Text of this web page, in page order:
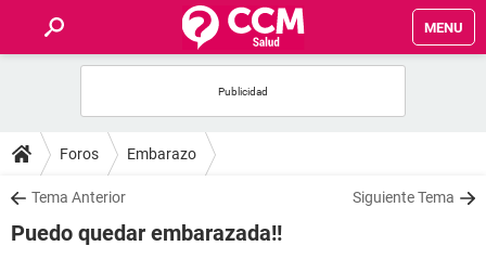
MENU
FOROS
SALUD
Foros Embarazo
Tema Anterior Siguiente Tema
Puedo quedar embarazada!!